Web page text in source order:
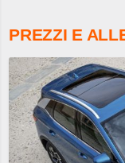
PREZZI E